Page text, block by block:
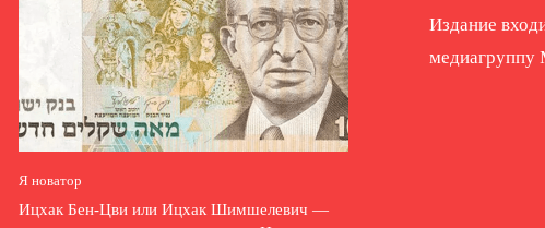
Я новатор
Ицхак Бен-Цви или Ицхак Шимшелевич —
Издание
медиагруппу